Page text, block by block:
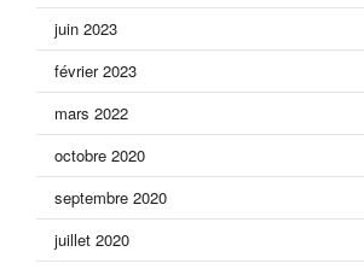
juin 2023
février 2023
mars 2022
octobre 2020
septembre 2020
juillet 2020